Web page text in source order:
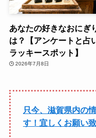
あなたの好きなおにぎ
は？【アンケートと占
ラッキースポット】
2026年7月8日
只今、滋賀県内の
す！宜しくお願い